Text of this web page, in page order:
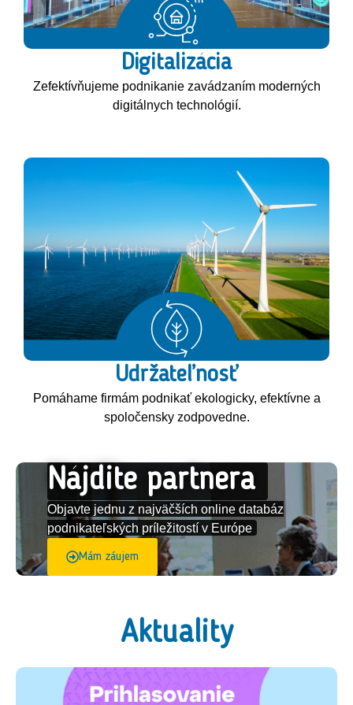
Digitalizácia
Zefektívňujeme podnikanie zavádzaním moderných
digitálnych technológií.
Udržateľnosť
Pomáhame firmám podnikať ekologicky, efektívne a
spoločensky zodpovedne.
Nájdite partnera
Objavte jednu z najväčších online databáz
podnikateľských príležitostí v Európe
Mám záujem
Aktuality